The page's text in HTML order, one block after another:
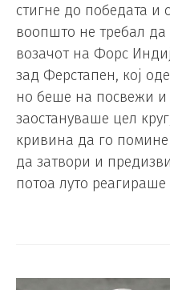
стигне до победата и
воопшто не требал да
возачот на Форс
зад Ферстапен, кој
но беше на посвежи и
заостануваше цел
кривина да го помине
да затвори и
потоа луто